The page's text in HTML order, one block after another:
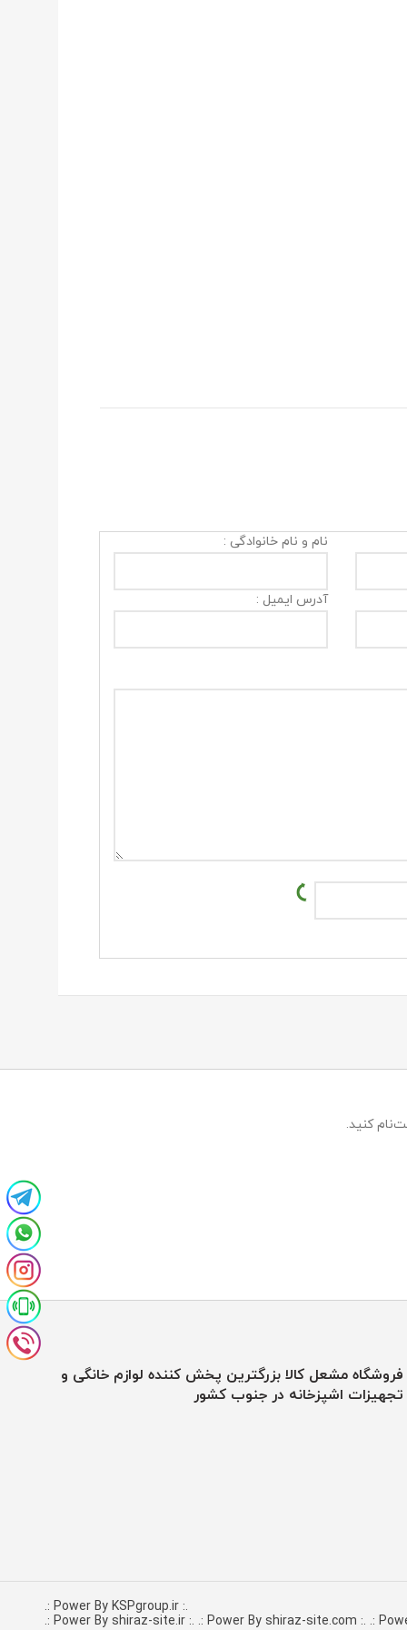
نام و نام خانوادگی :
آدرس ایمیل :
کنید.
فروشگاه مشعل کالا بزرگترین پخش کننده لوازم خانگی و
تجهیزات اشپزخانه در جنوب کشور
.: Power By KSPgroup.ir :.
.: Power By shiraz-site.com :. .: